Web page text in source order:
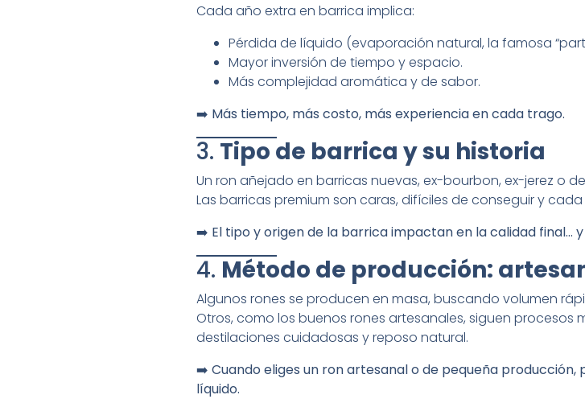
Cada año extra en barrica implica:
Pérdida de líquido (evaporación natural, la famosa
Mayor inversión de tiempo y espacio.
Más complejidad aromática y de sabor.
➡️ Más tiempo, más costo, más experiencia en cada trago.
3. Tipo de barrica y su historia
Un ron añejado en barricas nuevas, ex-bourbon, ex-jerez o
Las barricas premium son caras, difíciles de conseguir y
➡️ El tipo y origen de la barrica impactan en la calidad final…
4. Método de producción:
Algunos rones se producen en masa, buscando volumen
Otros, como los buenos rones artesanales, siguen procesos
destilaciones cuidadosas y reposo natural.
➡️ Cuando eliges un ron artesanal o de pequeña
líquido.